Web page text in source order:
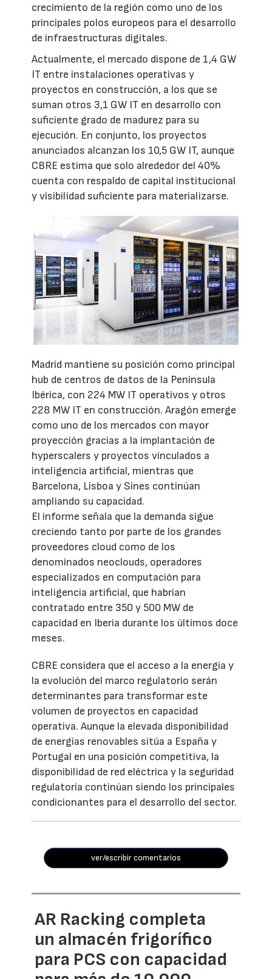
crecimiento de la región como uno de los
principales polos europeos para el desarrollo
de infraestructuras digitales.
Actualmente, el mercado dispone de 1,4 GW
IT entre instalaciones operativas y
proyectos en construcción, a los que se
suman otros 3,1 GW IT en desarrollo con
suficiente grado de madurez para su
ejecución. En conjunto, los proyectos
anunciados alcanzan los 10,5 GW IT, aunque
CBRE estima que solo alrededor del 40%
cuenta con respaldo de capital institucional
y visibilidad suficiente para materializarse.
Madrid mantiene su posición como principal
hub de centros de datos de la Península
Ibérica, con 224 MW IT operativos y otros
228 MW IT en construcción. Aragón emerge
como uno de los mercados con mayor
proyección gracias a la implantación de
hyperscalers y proyectos vinculados a
inteligencia artificial, mientras que
Barcelona, Lisboa y Sines continúan
ampliando su capacidad.
El informe señala que la demanda sigue
creciendo tanto por parte de los grandes
proveedores cloud como de los
denominados neoclouds, operadores
especializados en computación para
inteligencia artificial, que habrían
contratado entre 350 y 500 MW de
capacidad en Iberia durante los últimos doce
meses.
CBRE considera que el acceso a la energía y
la evolución del marco regulatorio serán
determinantes para transformar este
volumen de proyectos en capacidad
operativa. Aunque la elevada disponibilidad
de energías renovables sitúa a España y
Portugal en una posición competitiva, la
disponibilidad de red eléctrica y la seguridad
regulatoria continúan siendo los principales
condicionantes para el desarrollo del sector.
ver/escribir comentarios
AR Racking completa
un almacén frigorífico
para PCS con capacidad